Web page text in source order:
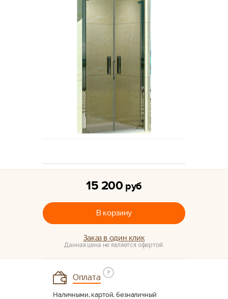
15 200 руб
В корзину
Заказ в один клик
Данная цена не является офертой.
Оплата
?
Наличными, картой, безналичный